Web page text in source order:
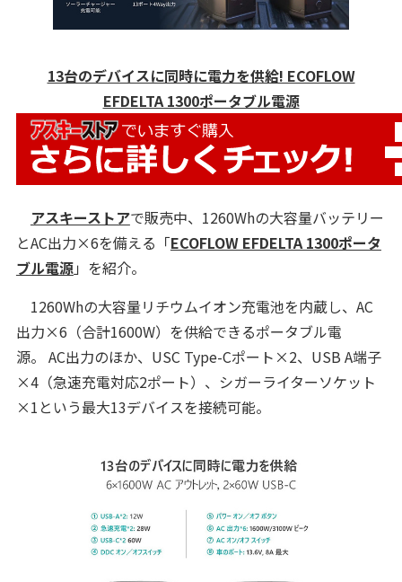
13台のデバイスに同時に電力を供給! ECOFLOW
EFDELTA 1300ポータブル電源
アスキーストアで販売中、1260Whの大容量バッテリー
とAC出力×6を備える「ECOFLOW EFDELTA 1300ポータ
ブル電源」を紹介。
1260Whの大容量リチウムイオン充電池を内蔵し、AC
出力×6（合計1600W）を供給できるポータブル電
源。 AC出力のほか、USC Type-Cポート×2、USB A端子
×4（急速充電対応2ポート）、シガーライターソケット
×1という最大13デバイスを接続可能。